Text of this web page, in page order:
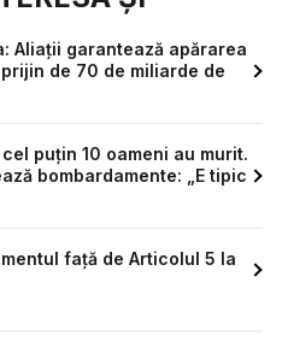
Aliații garantează apărarea
de 70 de miliarde de
puțin 10 oameni au murit.
bombardamente: „E tipic
față de Articolul 5 la